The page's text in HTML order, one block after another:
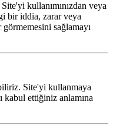
kullanımınızdan veya
bir iddia, zarar veya
sağlamayı
Site'yi kullanmaya
kabul ettiğiniz anlamına